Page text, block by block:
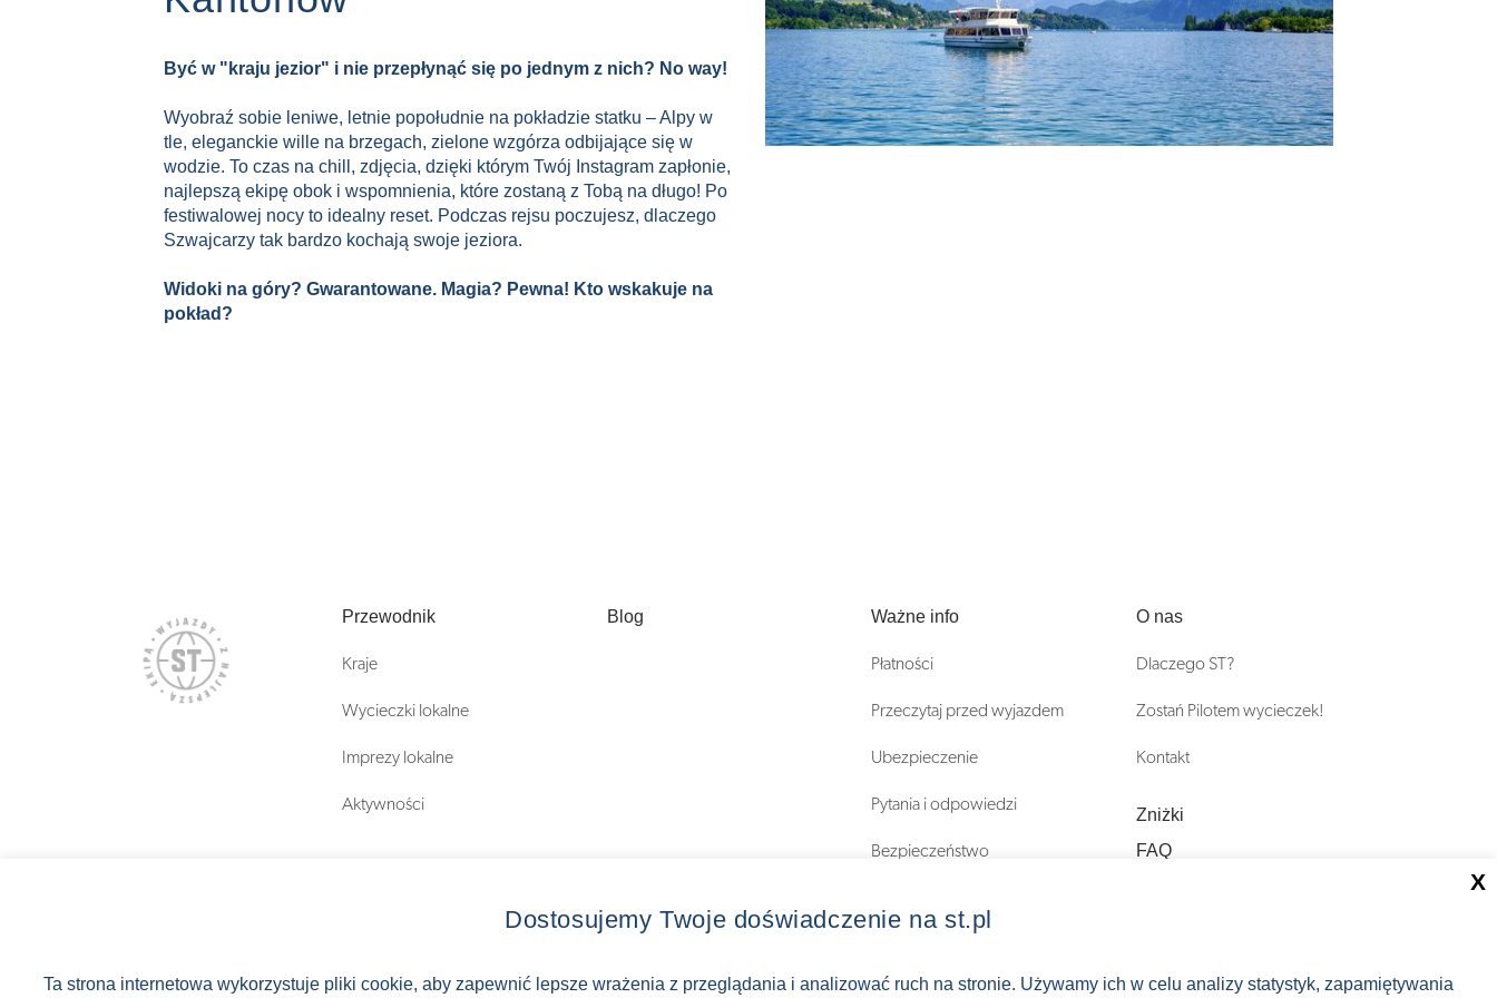
Być w "kraju jezior" i nie przepłynąć się po jednym z nich? No way!
Wyobraź sobie leniwe, letnie popołudnie na pokładzie statku – Alpy w
tle, eleganckie wille na brzegach, zielone wzgórza odbijające się w
wodzie. To czas na chill, zdjęcia, dzięki którym Twój Instagram zapłonie,
najlepszą ekipę obok i wspomnienia, które zostaną z Tobą na długo! Po
festiwalowej nocy to idealny reset. Podczas rejsu poczujesz, dlaczego
Szwajcarzy tak bardzo kochają swoje jeziora.
Widoki na góry? Gwarantowane. Magia? Pewna! Kto wskakuje na
pokład?
Przewodnik
Kraje
Wycieczki lokalne
Imprezy lokalne
Aktywności
Blog Ważne info
Płatności
Przeczytaj przed wyjazdem
Ubezpieczenie
Pytania i odpowiedzi
Bezpieczeństwo
O nas
Dlaczego ST?
Zostań Pilotem wycieczek!
Kontakt
Zniżki
FAQ
Dostosujemy Twoje doświadczenie na st.pl
Ta strona internetowa wykorzystuje pliki cookie, aby zapewnić lepsze wrażenia z przeglądania i analizować ruch na stronie. Używamy ich w celu analizy statystyk, zapamiętywania
X